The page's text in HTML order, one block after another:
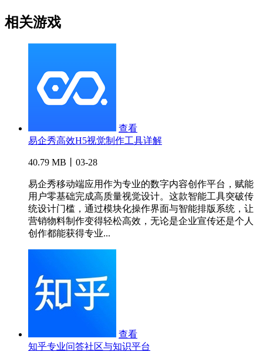
相关游戏
查看
易企秀高效H5视觉制作工具详解
40.79 MB丨03-28
易企秀移动端应用作为专业的数字内容创作平台，赋能
用户零基础完成高质量视觉设计。这款智能工具突破传
统设计门槛，通过模块化操作界面与智能排版系统，让
营销物料制作变得轻松高效，无论是企业宣传还是个人
创作都能获得专业...
查看
知乎专业问答社区与知识平台